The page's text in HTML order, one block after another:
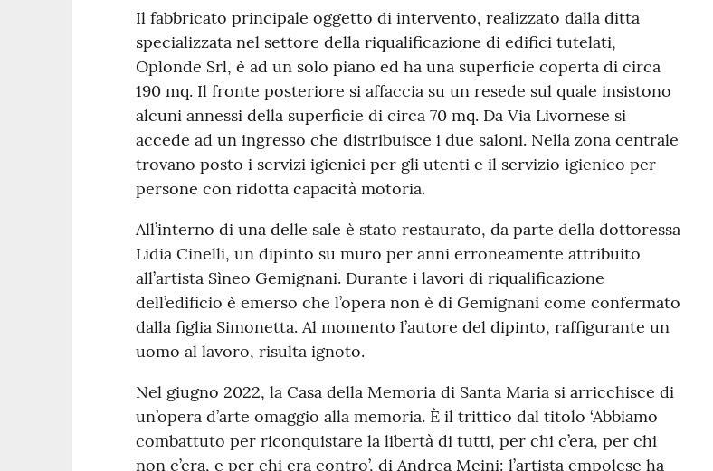
Il fabbricato principale oggetto di intervento, realizzato dalla ditta
specializzata nel settore della riqualificazione di edifici tutelati,
Oplonde Srl, è ad un solo piano ed ha una superficie coperta di circa
190 mq. Il fronte posteriore si affaccia su un resede sul quale insistono
alcuni annessi della superficie di circa 70 mq. Da Via Livornese si
accede ad un ingresso che distribuisce i due saloni. Nella zona centrale
trovano posto i servizi igienici per gli utenti e il servizio igienico per
persone con ridotta capacità motoria.
All’interno di una delle sale è stato restaurato, da parte della dottoressa
Lidia Cinelli, un dipinto su muro per anni erroneamente attribuito
all’artista Sìneo Gemignani. Durante i lavori di riqualificazione
dell’edificio è emerso che l’opera non è di Gemignani come confermato
dalla figlia Simonetta. Al momento l’autore del dipinto, raffigurante un
uomo al lavoro, risulta ignoto.
Nel giugno 2022, la Casa della Memoria di Santa Maria si arricchisce di
un’opera d’arte omaggio alla memoria. È il trittico dal titolo ‘Abbiamo
combattuto per riconquistare la libertà di tutti, per chi c’era, per chi
non c’era, e per chi era contro’, di Andrea Meini: l’artista empolese ha